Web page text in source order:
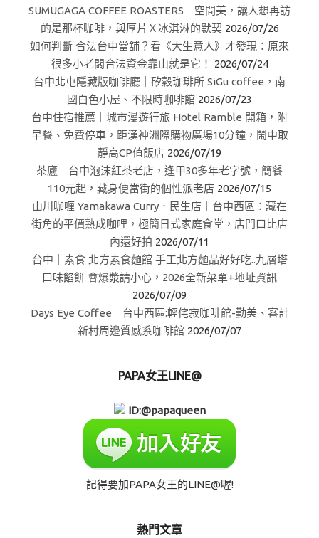
SUMUGAGA COFFEE ROASTERS｜空間美，讓人想再訪
的是那杯咖啡，與厚片Ｘ冰淇淋的默契 2026/07/26
如何判斷 合法台中當舖？看《大生意人》才發現：原來
很多小老闆合法資金靠山就是它！
2026/07/24
台中北屯隱藏版咖啡廳｜矽穀珈琲所 SiGu coffee，南
國白色小屋、不限時咖啡館 2026/07/23
台中住宿推薦｜城市漫遊行旅 Hotel Ramble 開箱，附
早餐、免費停車，距漢神洲際購物廣場10分鐘，鬧中取
靜高CP值飯店 2026/07/19
茶廬｜台中泡沫紅茶老店，逢甲30多年老字號，簡餐
110元起，藏身便當街的個性派老店 2026/07/15
山川咖喱 Yamakawa Curry．民生店｜台中西區：藏在
街角的平價熟成咖哩，極簡日式家庭食堂，店門口比店
內還好拍 2026/07/11
台中｜素食 北方素食麵館 手工北方麵品好好吃..九層塔
口味餡餅 會爆漿請小心，2026全新菜單+地址資訊
2026/07/09
Days Eye Coffee｜台中西區:輕侘寂咖啡館-勤美、審計
新村周邊質感系咖啡館 2026/07/07
PAPA女王LINE@
ID:@papaqueen
記得要加PAPA女王的LINE@喔!
熱門文章